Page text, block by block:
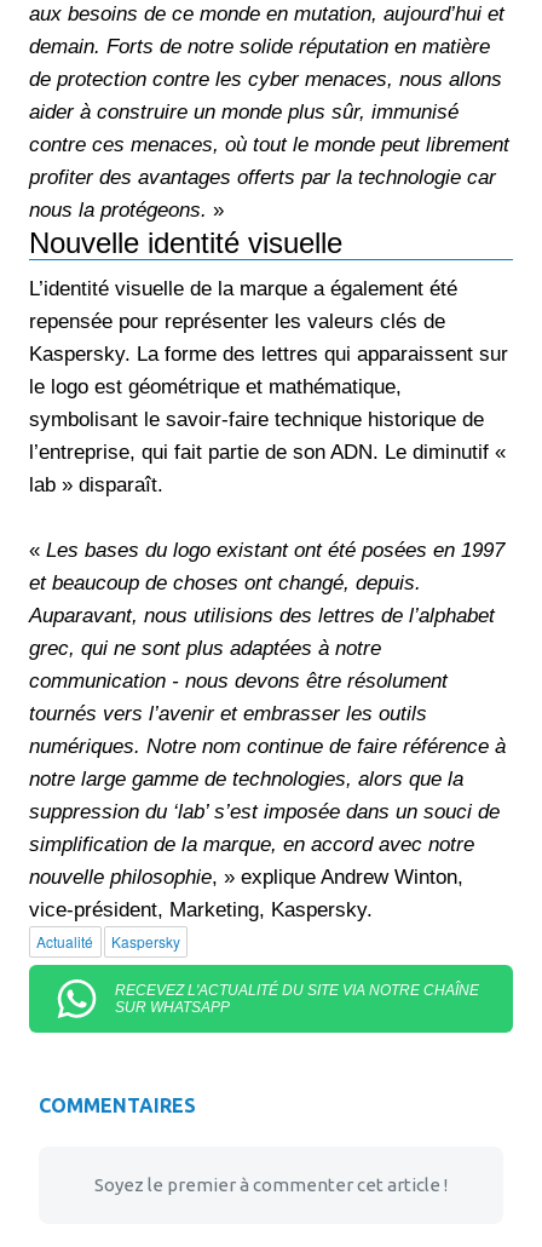
aux besoins de ce monde en mutation, aujourd’hui et
demain. Forts de notre solide réputation en matière
de protection contre les cyber menaces, nous allons
aider à construire un monde plus sûr, immunisé
contre ces menaces, où tout le monde peut librement
profiter des avantages offerts par la technologie car
nous la protégeons. »
Nouvelle identité visuelle
L’identité visuelle de la marque a également été
repensée pour représenter les valeurs clés de
Kaspersky. La forme des lettres qui apparaissent sur
le logo est géométrique et mathématique,
symbolisant le savoir-faire technique historique de
l’entreprise, qui fait partie de son ADN. Le diminutif «
lab » disparaît.
« Les bases du logo existant ont été posées en 1997
et beaucoup de choses ont changé, depuis.
Auparavant, nous utilisions des lettres de l’alphabet
grec, qui ne sont plus adaptées à notre
communication - nous devons être résolument
tournés vers l’avenir et embrasser les outils
numériques. Notre nom continue de faire référence à
notre large gamme de technologies, alors que la
suppression du ‘lab’ s’est imposée dans un souci de
simplification de la marque, en accord avec notre
nouvelle philosophie, » explique Andrew Winton,
vice-président, Marketing, Kaspersky.
Actualité Kaspersky
RECEVEZ L'ACTUALITÉ DU SITE VIA NOTRE CHAÎNE
SUR WHATSAPP
COMMENTAIRES
Soyez le premier à commenter cet article !